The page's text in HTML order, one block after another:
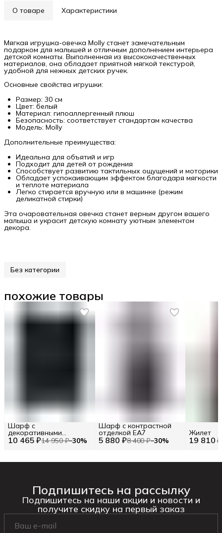
О товаре Характеристики
Мягкая игрушка-овечка Molly станет замечательным
подарком для малышей и отличным дополнением интерьера
детской комнаты. Выполненная из высококачественных
материалов, она обладает приятной мягкой текстурой,
удобной для нежных детских ручек.
Основные свойства игрушки:
Размер: 30 см
Цвет: белый
Материал: гипоаллергенный плюш
Безопасность: соответствует стандартам качества
Модель: Molly
Дополнительные преимущества:
Идеальна для объятий и игр
Подходит для детей от рождения
Способствует развитию тактильных ощущений и моторики
Обладает успокаивающим эффектом благодаря мягкости
и теплоте материала
Легко стирается вручную или в машинке (режим
деликатной стирки)
Эта очаровательная овечка станет верным другом вашего
малыша и украсит детскую комнату уютным элементом
декора.
Без категории
похожие товары
10 465 ₽14 950 ₽−30%
Шарф с
декоративными
элементами TWINSET 5 880 ₽8 400 ₽−30%
Шарф с контрастной
отделкой EA7
19 810 ₽
Жилет
Подпишитесь на рассылку
Подпишитесь на наши акции и новости и
получите скидку на первый заказ